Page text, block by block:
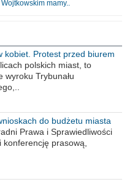
mamy..
kobiet. Protest przed biurem
polskich miast, to
wyroku Trybunału
do budżetu miasta
Prawa i Sprawiedliwości
konferencję prasową,